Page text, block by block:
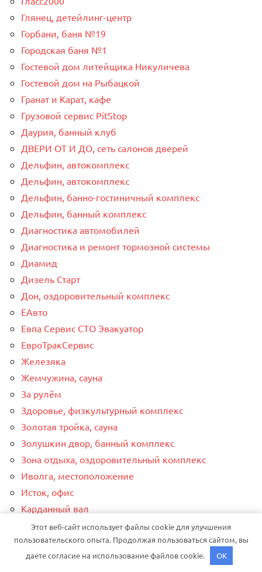
Глянец, детейлинг-центр
Горбани, баня №19
Городская баня №1
Гостевой дом литейщика Никуличева
Гостевой дом на Рыбацкой
Гранат и Карат, кафе
Грузовой сервис PitStop
Даурия, банный клуб
ДВЕРИ ОТ И ДО, сеть салонов дверей
Дельфин, автокомплекс
Дельфин, автокомплекс
Дельфин, банно-гостиничный комплекс
Дельфин, банный комплекс
Диагностика автомобилей
Диагностика и ремонт тормозной системы
Диамид
Дизель Старт
Дон, оздоровительный комплекс
ЕАвто
Евпа Сервис СТО Эвакуатор
ЕвроТракСервис
Железяка
Жемчужина, сауна
За рулём
Здоровье, физкультурный комплекс
Золотая тройка, сауна
Золушкин двор, банный комплекс
Зона отдыха, оздоровительный комплекс
Иволга, местоположение
Исток, офис
Карданный вал
Кино для семейного просмотра и отдыха
Клуб любителей русской бани, Клуб любителей
русской бани
Этот веб-сайт использует файлы cookie для улучшения
пользовательского опыта. Продолжая пользоваться сайтом, вы
даете согласие на использование файлов cookie.
OK